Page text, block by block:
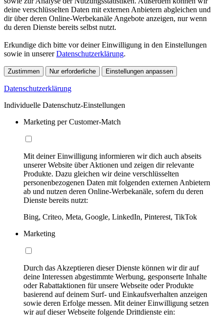
deine verschlüsselten Daten mit externen Anbietern abgleichen und
dir über deren Online-Werbekanäle Angebote anzeigen, nur wenn
du deren Dienste bereits selbst nutzt.
Erkundige dich bitte vor deiner Einwilligung in den Einstellungen
sowie in unsererDatenschutzerklärung.
Zustimmen Nur erforderliche Einstellungen anpassen
Datenschutzerklärung
Individuelle Datenschutz-Einstellungen
Marketing per Customer-Match
Mit deiner Einwilligung informieren wir dich auch abseits
unserer Website über Aktionen und zeigen dir relevante
Produkte. Dazu gleichen wir deine verschlüsselten
personenbezogenen Daten mit folgenden externen Anbietern
ab und nutzen deren Online-Werbekanäle, sofern du deren
Dienste bereits nutzt:
Bing, Criteo, Meta, Google, LinkedIn, Pinterest, TikTok
Marketing
Durch das Akzeptieren dieser Dienste können wir dir auf
deine Interessen abgestimmte Werbung, gesponserte Inhalte
oder Rabattaktionen für unsere Webseite oder Produkte
basierend auf deinem Surf- und Einkaufsverhalten anzeigen
sowie deren Erfolge messen. Mit deiner Einwilligung setzen
wir auf dieser Webseite folgende Drittdienste ein: